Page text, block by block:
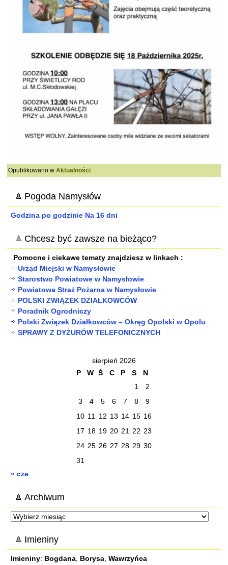
Opublikowano w Aktualności
Pogoda Namysłów
Godzina po godzinie Na 16 dni
Chcesz być zawsze na bieżąco?
Pomocne i ciekawe tematy znajdziesz w linkach :
Urząd Miejski w Namysłowie
Starostwo Powiatowe w Namysłowie
Powiatowa Straż Pożarna w Namysłowie
POLSKI ZWIĄZEK DZIAŁKOWCÓW
Poradnik Ogrodniczy
Polski Związek Działkowców – Okręg Opolski w Opolu
SPRAWY Z DYŻURÓW TELEFONICZNYCH
sierpień 2026
P
W Ś C P S
N
1
2
3
4 5 6 7 8
9
10 11 12 13 14 15 16
17 18 19 20 21 22 23
24 25 26 27 28 29 30
31
« cze
Archiwum
Archiwum
Imieniny
Imieniny: Bogdana, Borysa,Wawrzyńca